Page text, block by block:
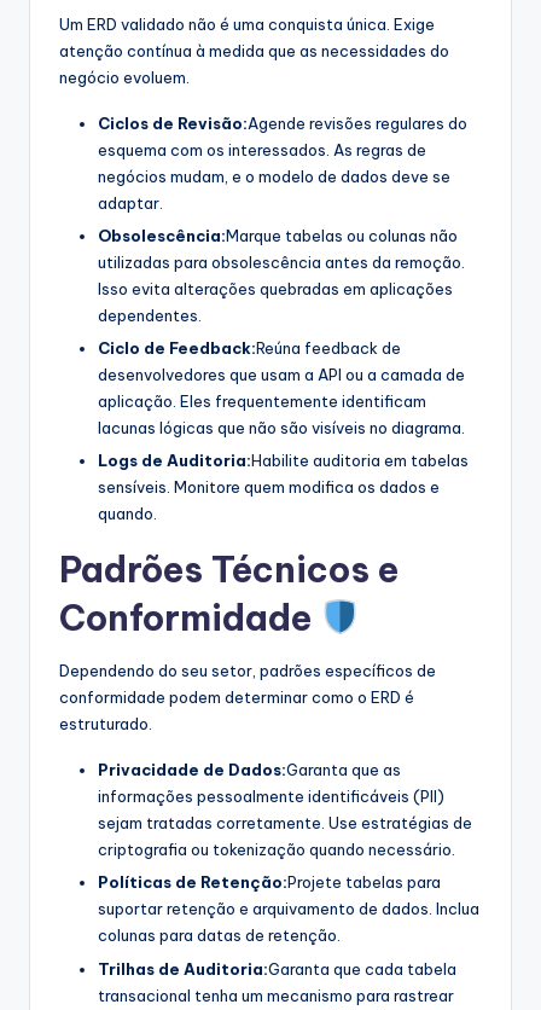
Um ERD validado não é uma conquista única. Exige
atenção contínua à medida que as necessidades do
negócio evoluem.
Ciclos de Revisão:Agende revisões regulares do
esquema com os interessados. As regras de
negócios mudam, e o modelo de dados deve se
adaptar.
Obsolescência:Marque tabelas ou colunas não
utilizadas para obsolescência antes da remoção.
Isso evita alterações quebradas em aplicações
dependentes.
Ciclo de Feedback:Reúna feedback de
desenvolvedores que usam a API ou a camada de
aplicação. Eles frequentemente identificam
lacunas lógicas que não são visíveis no diagrama.
Logs de Auditoria:Habilite auditoria em tabelas
sensíveis. Monitore quem modifica os dados e
quando.
Padrões Técnicos e
Conformidade
Dependendo do seu setor, padrões específicos de
conformidade podem determinar como o ERD é
estruturado.
Privacidade de Dados:Garanta que as
informações pessoalmente identificáveis (PII)
sejam tratadas corretamente. Use estratégias de
criptografia ou tokenização quando necessário.
Políticas de Retenção:Projete tabelas para
suportar retenção e arquivamento de dados. Inclua
colunas para datas de retenção.
Trilhas de Auditoria:Garanta que cada tabela
transacional tenha um mecanismo para rastrear